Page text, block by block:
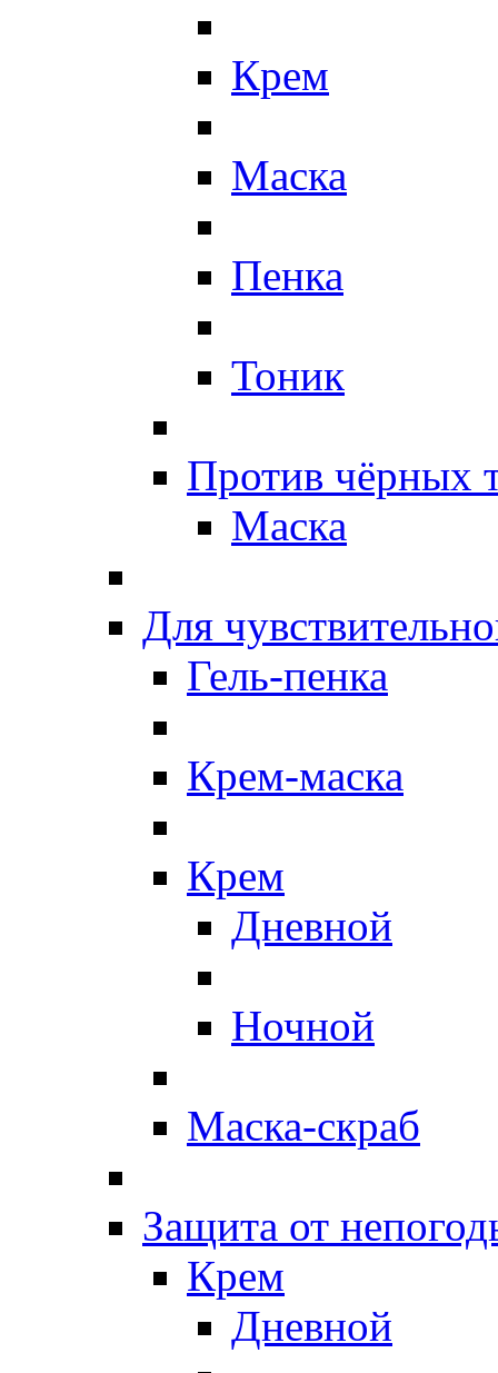
Крем
Маска
Пенка
Тоник
Против чёрных
Маска
Для
Гель-пенка
Крем-маска
Крем
Дневной
Ночной
Маска-скраб
Защита от
Крем
Дневной